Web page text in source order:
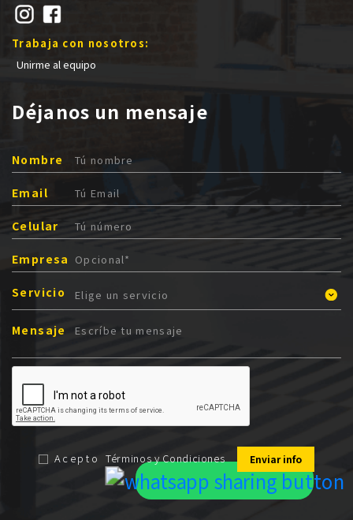
Trabaja con nosotros:
Unirme al equipo
Déjanos un mensaje
Nombre
Email
Celular
Empresa
Servicio
Mensaje
Acepto Términos y Condiciones Enviar info